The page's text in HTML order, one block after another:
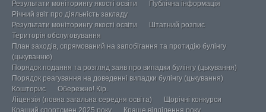
Результати моніторингу якості освіти
Публічна інформація
Річний звіт про діяльність закладу
Результати моніторингу якості освіти
Штатний розпис
Територія обслуговування
План заходів, спрямований на запобігання та протидію булінгу
(цькуванню)
Порядок подання та розгляд заяв про випадки булінгу (цькування)
Порядок реагування на доведенні випадки булінгу (цькування)
Кошторис
Обережно! Кір.
Ліцензія (повна загальна середня освіта)
Щорічні конкурси